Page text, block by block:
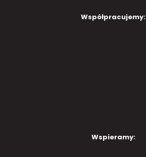
Współpracujemy:
Wspieramy: